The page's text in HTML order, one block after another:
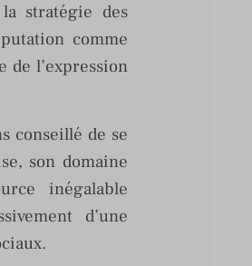
stratégie des
comme
de l’expression
conseillé de se
son domaine
inégalable
d’une